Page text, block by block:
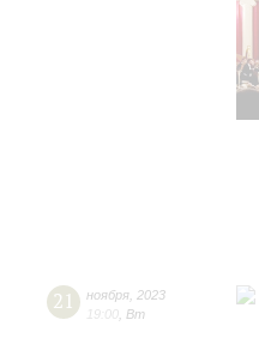
21 ноября 2023
19:00 Вт